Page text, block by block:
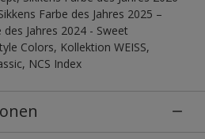
Farbe des Jahres 2025 –
Jahres 2024 - Sweet
Colors, Kollektion WEISS,
NCS Index